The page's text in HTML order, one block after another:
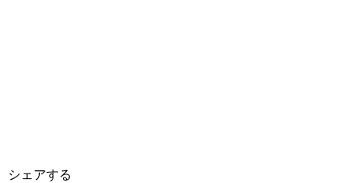
シェアする